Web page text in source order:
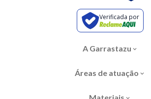
Verificada por
A Garrastazu
Áreas de atuação